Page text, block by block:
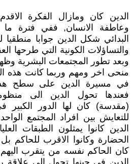
الدين كان ومازال الفكرة
وعاطفة الانسان, ففي فترة
البدائي شكل الدين جوابا منطقيا
والتساؤلات الكونية التي طرحها
وبعد تطور المجتمعات البشرية
منحى اخر ومهم وربما كانت هذه
في مسيرة الدين على سطح
فعندها تحول الدين الى
(مقدسة) كان لها الدور الكبير
للتعايش بين افراد المجتمع
الدين كانوا يمثلون الطبقات
الحضارة وكانوا الاقرب للحاكم
كان الحاكم نفسه من يتقرب